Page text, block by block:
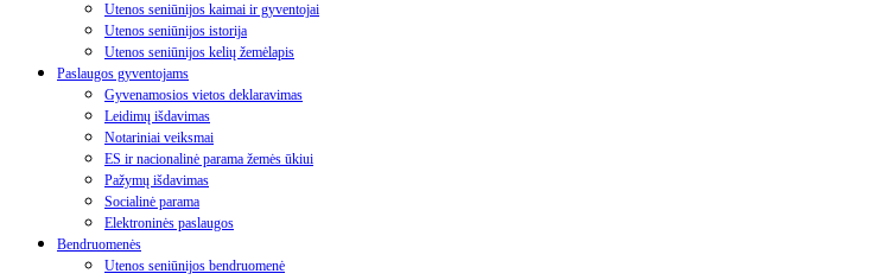
Utenos seniūnijos kaimai ir gyventojai
Utenos seniūnijos istorija
Utenos seniūnijos kelių žemėlapis
Paslaugos gyventojams
Gyvenamosios vietos deklaravimas
Leidimų išdavimas
Notariniai veiksmai
ES ir nacionalinė parama žemės ūkiui
Pažymų išdavimas
Socialinė parama
Elektroninės paslaugos
Bendruomenės
Utenos seniūnijos bendruomenė